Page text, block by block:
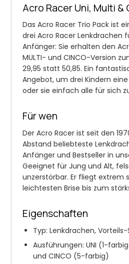
Acro Racer Uni, Multi &
Das Acro Racer Trio Pack ist
drei Acro Racer Lenkdrachen
Anfänger: Sie erhalten den
MULTI- und CINCO-Version
29,95 statt 50,85. Ein
Angebot, um drei Kindern
oder sie einfach alle für sich
Für wen
Der Acro Racer ist seit den
Abstand beliebteste
Anfänger und Bestseller in
Geeignet für Jung und Alt,
unzerstörbar. Er fliegt extrem
leichtesten Brise bis zum
Eigenschaften
Typ: Lenkdrachen,
Ausführungen: UNI (1-
und CINCO (5-farbig)